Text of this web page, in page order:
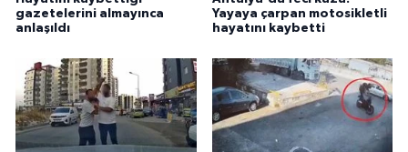
gazetelerini almayınca
anlaşıldı
Yayaya çarpan motosikletli
hayatını kaybetti